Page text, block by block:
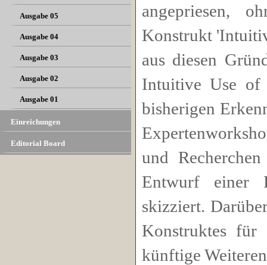
Ausgabe 05
Ausgabe 04
Ausgabe 03
Ausgabe 02
Ausgabe 01
Einreichungen
Editorial Board
angepriesen,
Konstrukt
aus diesen
Intuitive Use of
bisherigen
und
Entwurf einer
skizziert.
Konstruktes für
künftige